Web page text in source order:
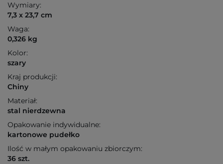
Wymiary:
7,3 x 23,7 cm
Waga:
0,326 kg
Kolor:
szary
Kraj produkcji:
Chiny
Materiał:
stal nierdzewna
Opakowanie indywidualne:
kartonowe pudełko
Ilość w małym opakowaniu zbiorczym:
36 szt.